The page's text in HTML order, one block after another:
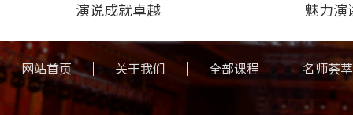
演说成就卓越 魅力演
网站首页 关于我们 全部课程 名师荟萃